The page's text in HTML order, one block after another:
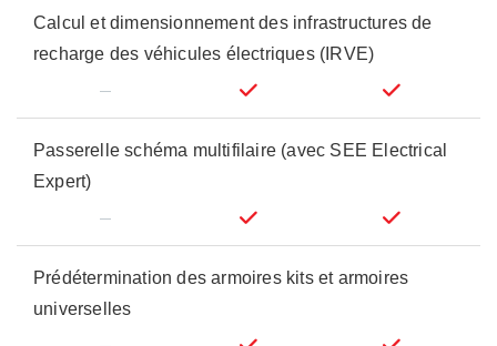
Calcul et dimensionnement des infrastructures de
recharge des véhicules électriques (IRVE)
Passerelle schéma multifilaire (avec SEE Electrical
Expert)
Prédétermination des armoires kits et armoires
universelles